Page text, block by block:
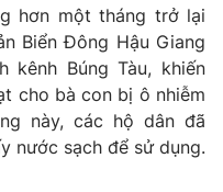
hơn một tháng trở lại
Biển Đông Hậu Giang
Búng Tàu, khiến
cho bà con bị ô nhiễm
này, các hộ dân đã
nước sạch để sử dụng.